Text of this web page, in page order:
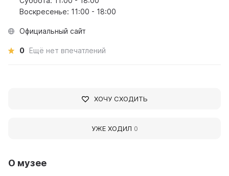
О музее
Воскресенье: 11:00 - 18:00
Официальный сайт
0 Ещё нет впечатлений
ХОЧУ СХОДИТЬ
УЖЕ ХОДИЛ 0